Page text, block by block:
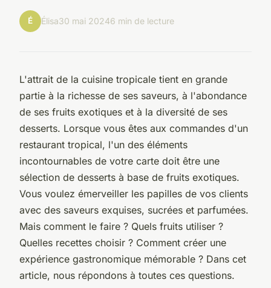
É Élisa30 mai 20246 min de lecture
L'attrait de la cuisine tropicale tient en grande
partie à la richesse de ses saveurs, à l'abondance
de ses fruits exotiques et à la diversité de ses
desserts. Lorsque vous êtes aux commandes d'un
restaurant tropical, l'un des éléments
incontournables de votre carte doit être une
sélection de desserts à base de fruits exotiques.
Vous voulez émerveiller les papilles de vos clients
avec des saveurs exquises, sucrées et parfumées.
Mais comment le faire ? Quels fruits utiliser ?
Quelles recettes choisir ? Comment créer une
expérience gastronomique mémorable ? Dans cet
article, nous répondons à toutes ces questions.